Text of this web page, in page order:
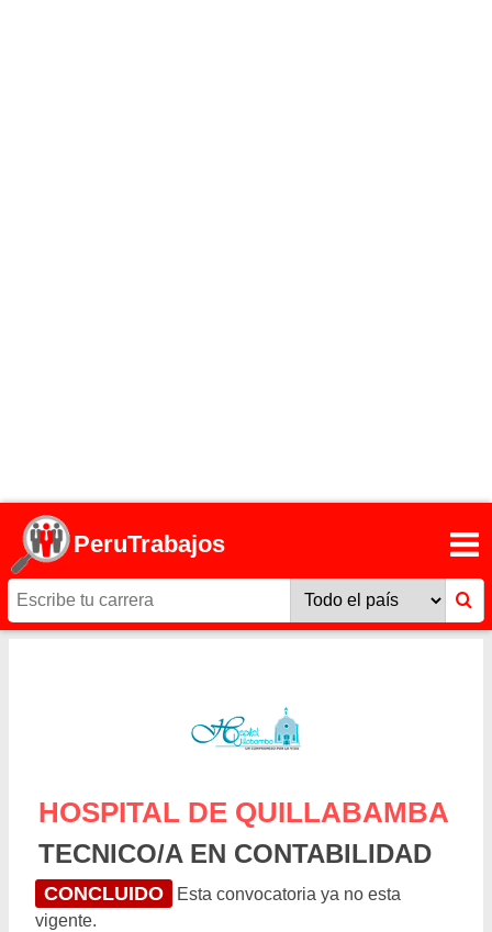
PeruTrabajos
HOSPITAL DE QUILLABAMBA
TECNICO/A EN CONTABILIDAD
CONCLUIDO
Esta convocatoria ya no esta
vigente.